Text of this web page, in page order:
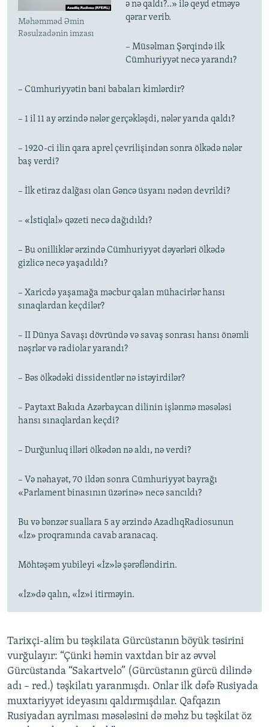
Məhəmməd Əmin
Rəsulzadənin imzası
ə nə qaldı?..» ilə qeyd etməyə
qərar verib.
– Müsəlman Şərqində ilk
Cümhuriyyət necə yarandı?
– Cümhuriyyətin bani babaları kimlərdir?
– 1 il 11 ay ərzində nələr gerçəkləşdi, nələr yarıda qaldı?
– 1920-ci ilin qara aprel çevrilişindən sonra ölkədə nələr
baş verdi?
– İlk etiraz dalğası olan Gəncə üsyanı nədən devrildi?
– «İstiqlal» qəzeti necə dağıdıldı?
– Bu onilliklər ərzində Cümhuriyyət dəyərləri ölkədə
gizlicə necə yaşadıldı?
– Xaricdə yaşamağa məcbur qalan mühacirlər hansı
sınaqlardan keçdilər?
– II Dünya Savaşı dövründə və savaş sonrası hansı önəmli
nəşrlər və radiolar yarandı?
– Bəs ölkədəki dissidentlər nə istəyirdilər?
– Paytaxt Bakıda Azərbaycan dilinin işlənmə məsələsi
hansı sınaqlardan keçdi?
– Durğunluq illəri ölkədən nə aldı, nə verdi?
– Və nəhayət, 70 ildən sonra Cümhuriyyət bayrağı
«Parlament binasının üzərinə» necə sancıldı?
Bu və bənzər suallara 5 ay ərzində AzadlıqRadiosunun
«İz» proqramında cavab aranacaq.
Möhtəşəm yubileyi «İz»lə şərəfləndirin.
«İz»də qalın, «İz»i itirməyin.
Tarixçi-alim bu təşkilata Gürcüstanın böyük təsirini
vurğulayır: “Çünki həmin vaxtdan bir az əvvəl
Gürcüstanda “Sakartvelo” (Gürcüstanın gürcü dilində
adı – red.) təşkilatı yaranmışdı. Onlar ilk dəfə Rusiyada
muxtariyyət ideyasını qaldırmışdılar. Qafqazın
Rusiyadan ayrılması məsələsini də məhz bu təşkilat öz